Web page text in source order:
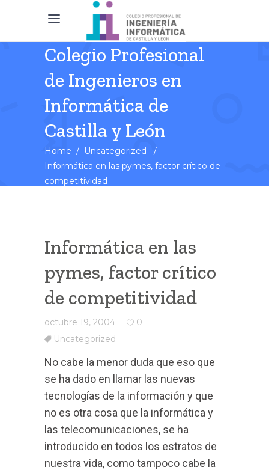
Colegio Profesional
de Ingenieros en
Informática de
Castilla y León
Home / Uncategorized
/
Informática en las pymes, factor crítico de
competitividad
Informática en las
pymes, factor crítico
de competitividad
octubre 19, 2004
0
Uncategorized
No cabe la menor duda que eso que
se ha dado en llamar las nuevas
tecnologías de la información y que
no es otra cosa que la informática y
las telecomunicaciones, se ha
introducido en todos los estratos de
nuestra vida, como tampoco cabe la